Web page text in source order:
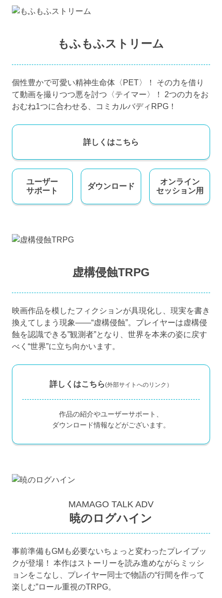
もふもふストリーム
個性豊かで可愛い精神生命体〈PET〉！ その力を借り
て動画を撮りつつ悪を討つ〈テイマー〉！ 2つの力をお
おむね1つに合わせる、コミカルバディRPG！
詳しくはこちら
ユーザー
サポート
ダウンロード
オンライン
セッション用
虚構侵蝕TRPG
映画作品を模したフィクションが具現化し、現実を書き
換えてしまう現象――“虚構侵蝕”。プレイヤーは虚構侵
蝕を認識できる”観測者”となり、世界を本来の姿に戻す
べく“世界”に立ち向かいます。
詳しくはこちら(外部サイトへのリンク）
作品の紹介やユーザーサポート、
ダウンロード情報などがございます。
MAMAGO TALK ADV
暁のログハイン
事前準備もGMも必要ないちょっと変わったプレイブッ
クが登場！ 本作はストーリーを読み進めながらミッシ
ョンをこなし、プレイヤー同士で物語の“行間を作って
楽しむ”ロール重視のTRPG。